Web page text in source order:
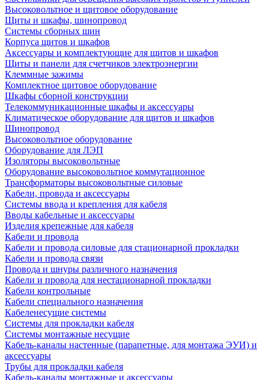
Высоковольтное и щитовое оборудование
Щиты и шкафы, шинопровод
Системы сборных шин
Корпуса щитов и шкафов
Аксессуары и комплектующие для щитов и шкафов
Щиты и панели для счетчиков электроэнергии
Клеммные зажимы
Комплектное щитовое оборудование
Шкафы сборной конструкции
Телекоммуникационные шкафы и аксессуары
Климатическое оборудование для щитов и шкафов
Шинопровод
Высоковольтное оборудование
Оборудование для ЛЭП
Изоляторы высоковольтные
Оборудование высоковольтное коммутационное
Трансформаторы высоковольтные силовые
Кабели, провода и аксессуары
Системы ввода и крепления для кабеля
Вводы кабельные и аксессуары
Изделия крепежные для кабеля
Кабели и провода
Кабели и провода силовые для стационарной прокладки
Кабели и провода связи
Провода и шнуры различного назначения
Кабели и провода для нестационарной прокладки
Кабели контрольные
Кабели специального назначения
Кабеленесущие системы
Системы для прокладки кабеля
Системы монтажные несущие
Кабель-каналы настенные (парапетные, для монтажа ЭУИ) и
аксессуары
Трубы для прокладки кабеля
Кабель-каналы монтажные и аксессуары